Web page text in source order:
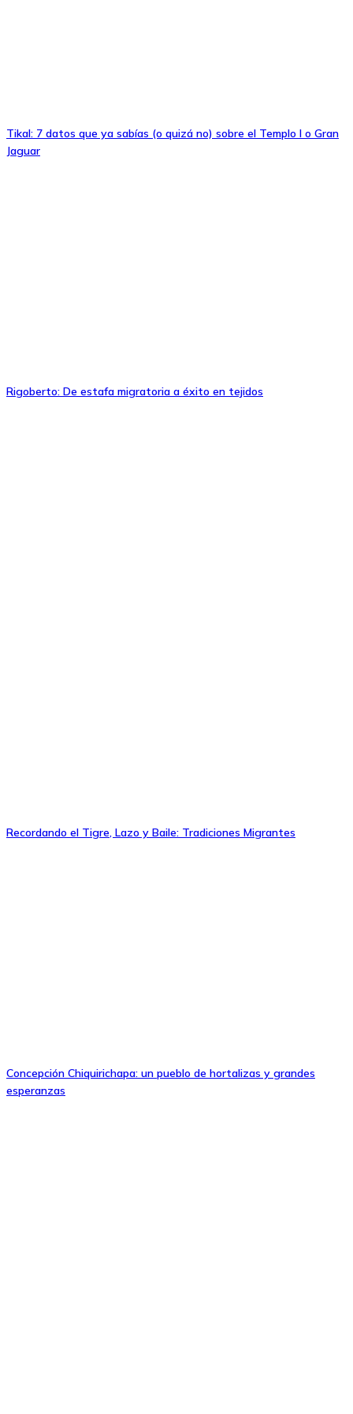
Tikal: 7 datos que ya sabías (o quizá no) sobre el Templo I o Gran
Jaguar
Rigoberto: De estafa migratoria a éxito en tejidos
Recordando el Tigre, Lazo y Baile: Tradiciones Migrantes
Concepción Chiquirichapa: un pueblo de hortalizas y grandes
esperanzas